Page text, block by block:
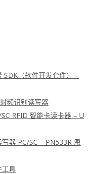
SDK（软件开发套件） –
频识别读写器
RFID 智能卡读卡器 – U
器 PC/SC – PN533R 恩
工具